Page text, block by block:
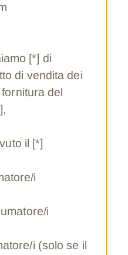
[*] di
di vendita dei
del
il [*]
i
i
i (solo se il